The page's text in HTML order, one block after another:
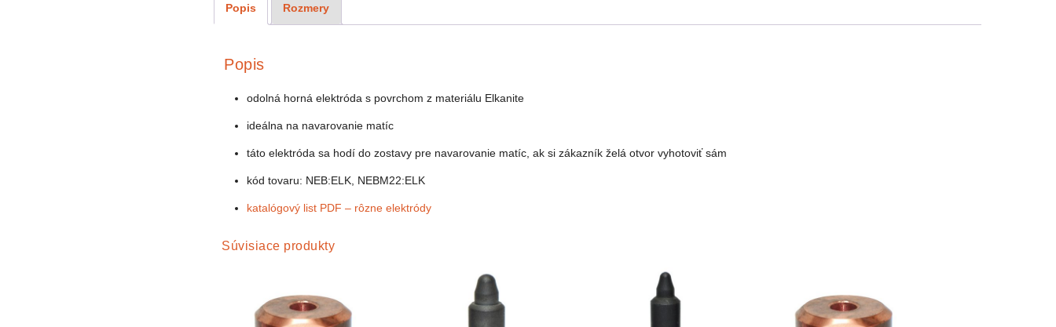
Popis Rozmery
Popis
odolná horná elektróda s povrchom z materiálu Elkanite
ideálna na navarovanie matíc
táto elektróda sa hodí do zostavy pre navarovanie matíc, ak si zákazník želá otvor vyhotoviť sám
kód tovaru: NEB:ELK, NEBM22:ELK
katalógový list PDF – rôzne elektródy
Súvisiace produkty